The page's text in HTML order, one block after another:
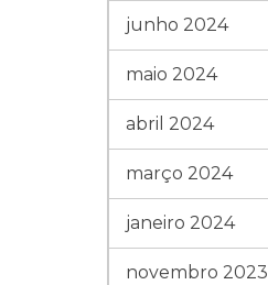
junho 2024
maio 2024
abril 2024
março 2024
janeiro 2024
novembro 2023